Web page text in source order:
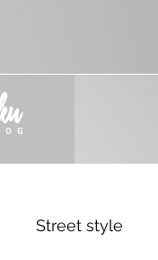
Street style